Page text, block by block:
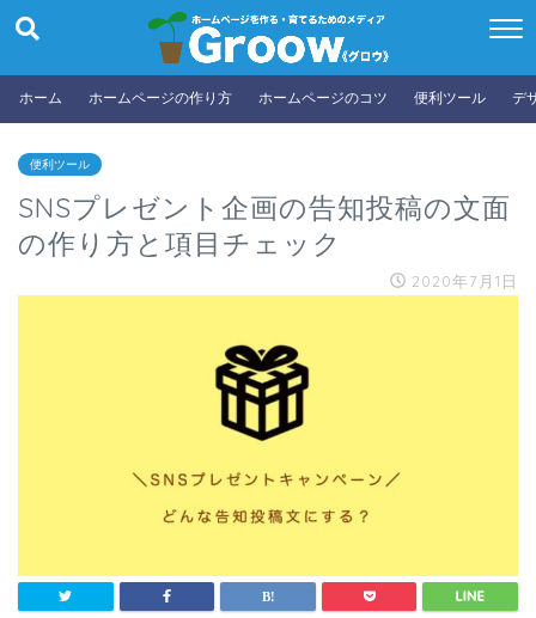
ホーム ホームページの作り方 ホームページのコツ 便利ツール デ
便利ツール
SNSプレゼント企画の告知投稿の文面
の作り方と項目チェック
2020年7月1日